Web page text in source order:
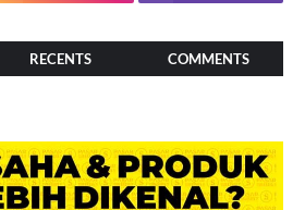
RECENTS COMMENTS